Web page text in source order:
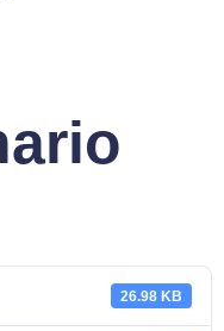
26.98 KB